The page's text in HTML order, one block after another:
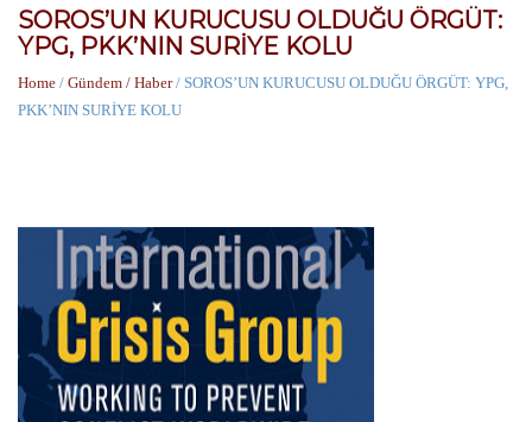
SOROS’UN KURUCUSU OLDUĞU ÖRGÜT:
YPG, PKK’NIN SURİYE KOLU
Home / Gündem / Haber/ SOROS’UN KURUCUSU OLDUĞU ÖRGÜT: YPG,
PKK’NIN SURİYE KOLU